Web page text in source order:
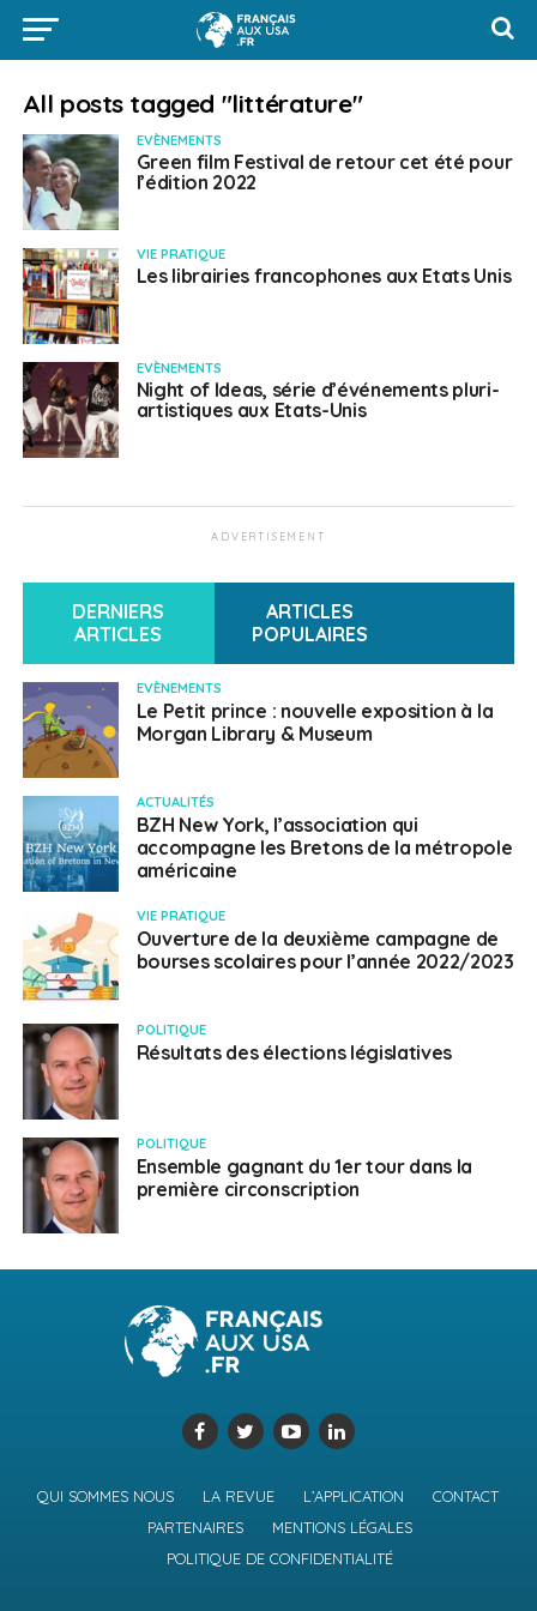
All posts tagged "littérature"
EVÈNEMENTS
Green film Festival de retour cet été pour
l’édition 2022
VIE PRATIQUE
Les librairies francophones aux Etats Unis
EVÈNEMENTS
Night of Ideas, série d’événements pluri-
artistiques aux Etats-Unis
ADVERTISEMENT
DERNIERS
ARTICLES
ARTICLES
POPULAIRES
EVÈNEMENTS
Le Petit prince : nouvelle exposition à la
Morgan Library & Museum
ACTUALITÉS
BZH New York, l’association qui
accompagne les Bretons de la métropole
américaine
VIE PRATIQUE
Ouverture de la deuxième campagne de
bourses scolaires pour l’année 2022/2023
POLITIQUE
Résultats des élections législatives
POLITIQUE
Ensemble gagnant du 1er tour dans la
première circonscription
QUI SOMMES NOUS LA REVUE L’APPLICATION
CONTACT
PARTENAIRES
MENTIONS LÉGALES
POLITIQUE DE CONFIDENTIALITÉ